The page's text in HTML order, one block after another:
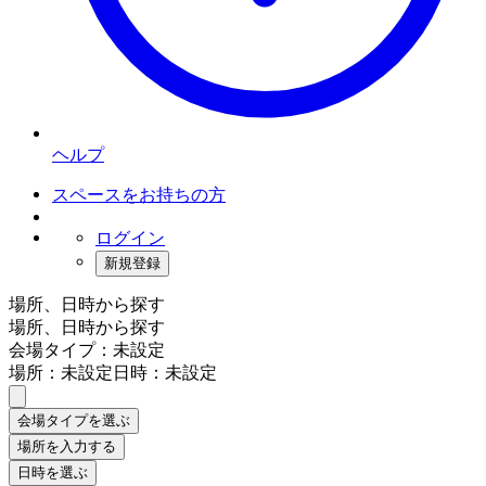
ヘルプ
スペースをお持ちの方
ログイン
新規登録
場所、日時から探す
場所、日時から探す
会場タイプ：未設定
場所：未設定日時：未設定
会場タイプを選ぶ
場所を入力する
日時を選ぶ